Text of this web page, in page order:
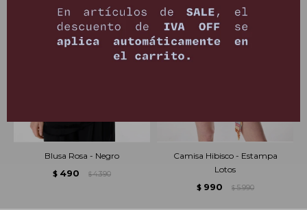
Blusa Rosa - Negro
$ 490 $ 4.390
Camisa Hibisco - Estampa
Lotos
$ 990 $ 5.990